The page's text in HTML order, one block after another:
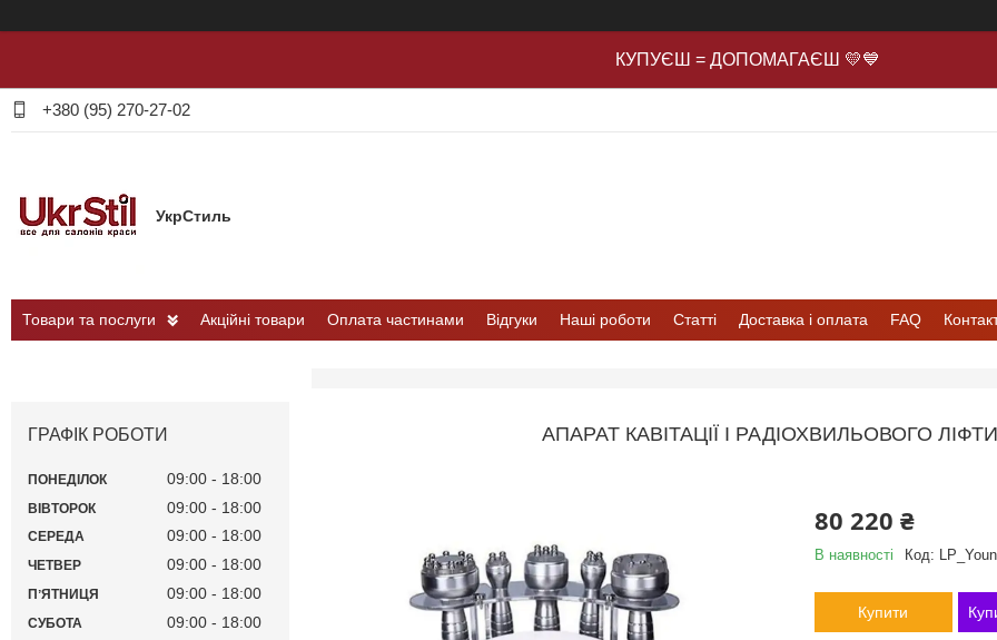
КУПУЄШ = ДОПОМАГАЄШ 💛💙
+380 (95) 270-27-02
УкрСтиль
Товари та послуги Акційні товари Оплата частинами Відгуки Наші роботи Статті Доставка і оплата FAQ
АПАРАТ КАВІТАЦІЇ І РАДІОХВИЛЬОВОГО
80 220 ₴
В наявності Код:
Купити
ГРАФІК РОБОТИ
ПОНЕДІЛОК 09:00 18:00
ВІВТОРОК 09:00 18:00
СЕРЕДА 09:00 18:00
ЧЕТВЕР 09:00 18:00
ПʼЯТНИЦЯ 09:00 18:00
СУБОТА 09:00 18:00